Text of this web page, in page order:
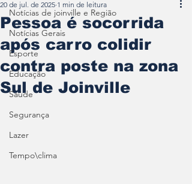
Notícias de joinville e Região
Notícias Gerais
Esporte
Educação
Saúde
Segurança
Lazer
Tempo\clima
Pessoa é socorrida
após carro colidir
contra poste na zona
Sul de Joinville
20 de jul. de 2025 1 min de leitura